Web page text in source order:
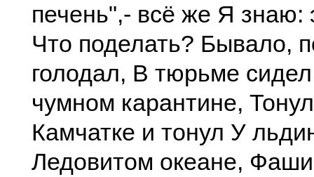
печень",- всё же Я знаю:
Что поделать? Бывало,
голодал, В тюрьме
чумном карантине,
Камчатке и тонул У
Ледовитом океане,